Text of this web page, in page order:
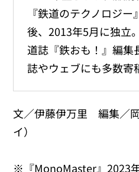
『鉄道のテクノロジ
後、2013年5月に独立
道誌『鉄おも！』編集
誌やウェブにも多数寄
文／伊藤伊万里 編集／
イ）
※『MonoMaster』2023